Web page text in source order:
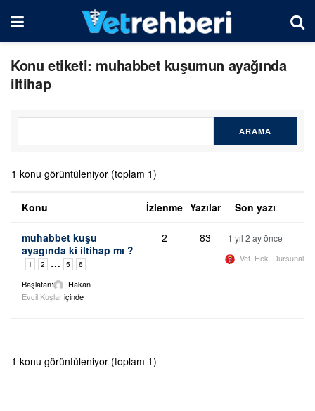
Konu etiketi: muhabbet kuşumun ayağında
iltihap
1 konu görüntüleniyor (toplam 1)
Konu İzlenme Yazılar Son yazı
muhabbet kuşu
ayagında ki iltihap mı ?
1 2 … 5 6
Başlatan:
Hakan
Evcil Kuşlariçinde
2 83 1 yıl 2 ay önce
Vet. Hek. Dursunali
1 konu görüntüleniyor (toplam 1)